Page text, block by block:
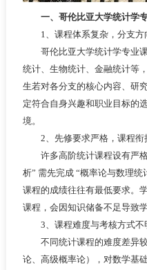
一、哥伦比亚大学统计学
1、课程体系复杂，分支方
哥伦比亚大学统计学专业课
统计、生物统计、金融统计等
生若对各分支的核心内容、研
定符合自身兴趣和职业目标的
境。
2、先修要求严格，课程衔
许多高阶统计课程设有严格
析” 需先完成 “概率论与数理
课程的成绩往往有最低要求。
课程，会因知识储备不足导致
3、课程难度与考核方式不
不同统计课程的难度差异较
论、高级概率论），对数学基